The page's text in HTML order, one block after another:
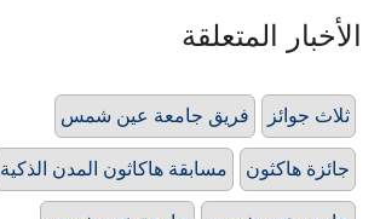
الأخبار المتعلقة
فريق جامعة عين شمس ثلاث جوائز
مسابقة هاكاثون المدن الذكية جائزة هاكثون